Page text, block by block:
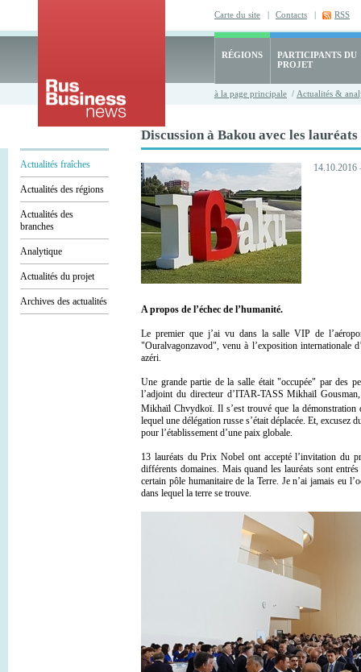
Carte du site | Contacts | RSS
RÉGIONS
PARTICIPANTS DU
PROJET
à la page principale / Actualités &
Actualités fraîches
Actualités des régions
Actualités des
branches
Analytique
Actualités du projet
Archives des actualités
Discussion à Bakou avec les
A propos de l’échec de l’humanité.
Le premier que j’ai vu dans la salle VIP de
"Ouralvagonzavod", venu à l’exposition internationale
azéri.
Une grande partie de la salle était "occupée" par des
l’adjoint du directeur d’ITAR-TASS Mikhaïl
Mikhaïl Chvydkoï. Il s’est trouvé que la démonstration
lequel une délégation russe s’était déplacée. Et,
pour l’établissement d’une paix globale.
13 lauréats du Prix Nobel ont accepté l’invitation du
différents domaines. Mais quand les lauréats sont
certain pôle humanitaire de la Terre. Je n’ai jamais eu
dans lequel la terre se trouve.